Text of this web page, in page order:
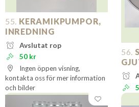
55. KERAMIKPUMPOR,
INREDNING
Avslutat rop
50 kr
Ingen öppen visning,
kontakta oss för mer information
och bilder
56.